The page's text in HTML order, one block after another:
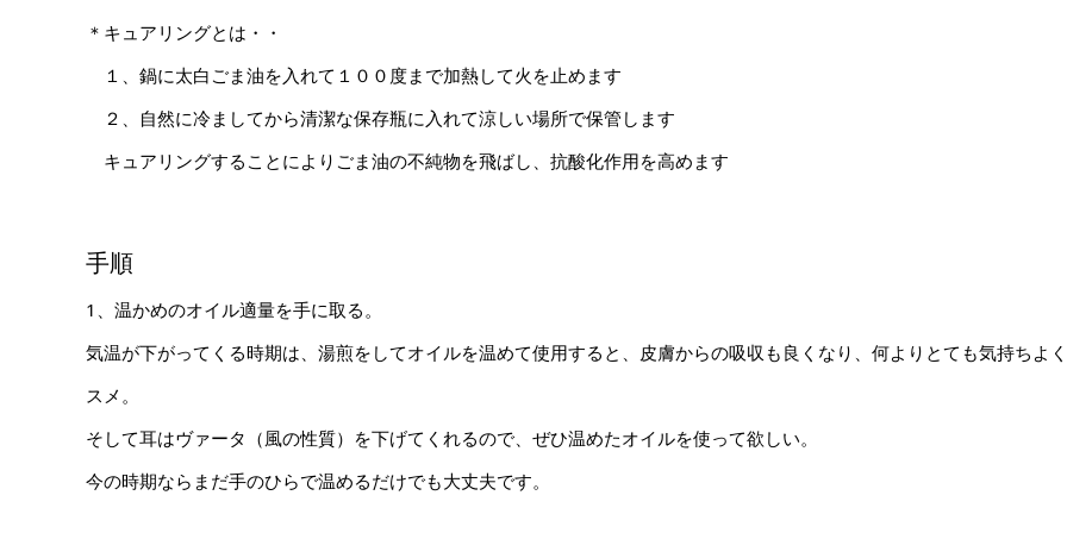
＊キュアリングとは・・
１、鍋に太白ごま油を入れて１００度まで加熱して火を止めます
２、自然に冷ましてから清潔な保存瓶に入れて涼しい場所で保管します
キュアリングすることによりごま油の不純物を飛ばし、抗酸化作用を高めます
手順
1、温かめのオイル適量を手に取る。
気温が下がってくる時期は、湯煎をしてオイルを温めて使用すると、皮膚からの吸収も良くなり、何よりとても気持ちよ
スメ。
そして耳はヴァータ（風の性質）を下げてくれるので、ぜひ温めたオイルを使って欲しい。
今の時期ならまだ手のひらで温めるだけでも大丈夫です。